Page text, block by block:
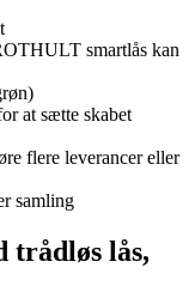
smartlås kan
at sætte skabet
flere leverancer eller
samling
trådløs lås,